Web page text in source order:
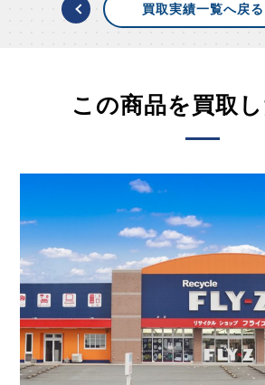
買取実績一覧へ戻る
この商品を買取